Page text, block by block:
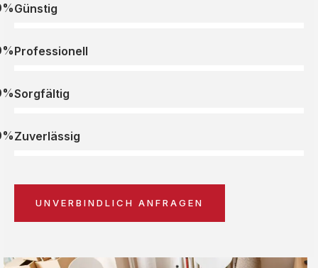
Günstig
Professionell
Sorgfältig
Zuverlässig
UNVERBINDLICH ANFRAGEN